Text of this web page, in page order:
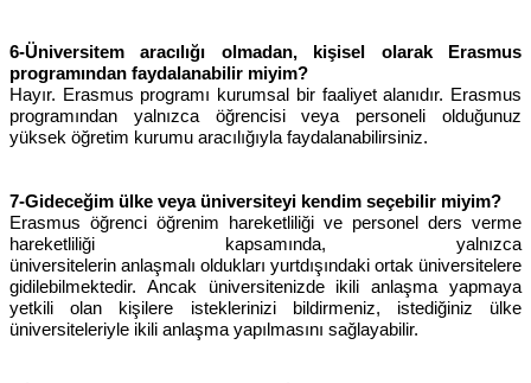
6-Üniversitem aracılığı olmadan, kişisel olarak Erasmus
programından faydalanabilir miyim?
Hayır. Erasmus programı kurumsal bir faaliyet alanıdır. Erasmus
programından yalnızca öğrencisi veya personeli olduğunuz
yüksek öğretim kurumu aracılığıyla faydalanabilirsiniz.
7-Gideceğim ülke veya üniversiteyi kendim seçebilir miyim?
Erasmus öğrenci öğrenim hareketliliği ve personel ders verme
hareketliliği kapsamında, yalnızca
üniversitelerin anlaşmalı oldukları yurtdışındaki ortak üniversitelere
gidilebilmektedir. Ancak üniversitenizde ikili anlaşma yapmaya
yetkili olan kişilere isteklerinizi bildirmeniz, istediğiniz ülke
üniversiteleriyle ikili anlaşma yapılmasını sağlayabilir.